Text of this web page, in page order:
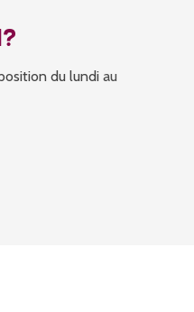
du lundi au